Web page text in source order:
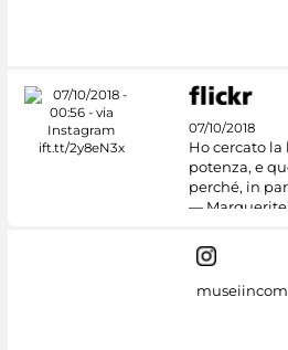
07/10/2018
Ho cercato
potenza, e
perché, in
— Marguerite